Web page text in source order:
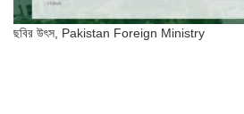
ছবির উৎস, Pakistan Foreign Ministry